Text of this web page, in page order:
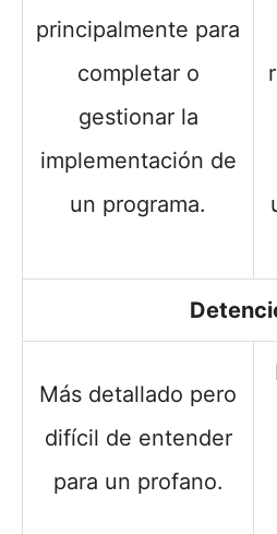
principalmente para
completar o
gestionar la
implementación de
un programa.
Más detallado pero
difícil de entender
para un profano.